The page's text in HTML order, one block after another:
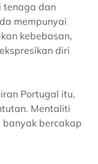
tenaga dan
mempunyai
kebebasan,
diri
Portugal itu,
Mentaliti
bercakap